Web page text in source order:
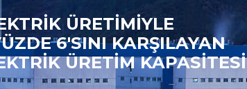
ÜRETİMİYLE
6'SINI KARŞILAYAN
ÜRETİM KAPASİTESİ